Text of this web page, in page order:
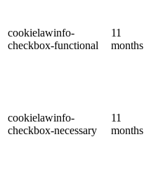
cookielawinfo-
checkbox-functional
11
months
cookielawinfo-
checkbox-necessary
11
months